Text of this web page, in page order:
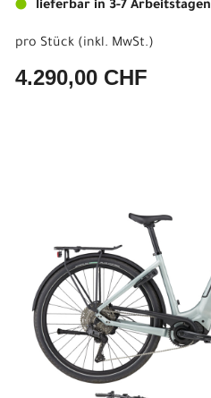
lieferbar in 3-7 Arbeitstagen
pro Stück (inkl. MwSt.)
4.290,00 CHF